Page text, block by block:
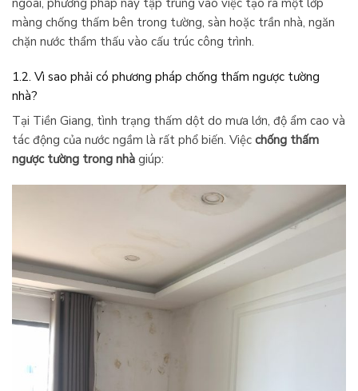
ngoài, phương pháp này tập trung vào việc tạo ra một lớp
màng chống thấm bên trong tường, sàn hoặc trần nhà, ngăn
chặn nước thẩm thấu vào cấu trúc công trình.
1.2. Vì sao phải có phương pháp chống thấm ngược tường
nhà?
Tại Tiền Giang, tình trạng thấm dột do mưa lớn, độ ẩm cao và
tác động của nước ngầm là rất phổ biến. Việc chống thấm
ngược tường trong nhà giúp: